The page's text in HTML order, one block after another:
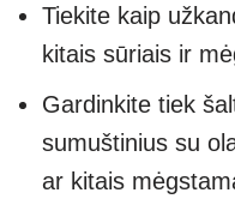
Tiekite kaip
kitais sūriais ir
Gardinkite tiek
sumuštinius su
ar kitais